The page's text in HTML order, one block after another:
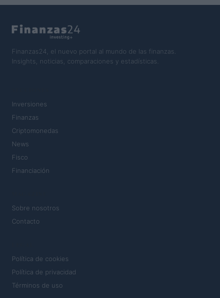
Finanzas24, el nuevo portal al mundo de las finanzas.
Insights, noticias, comparaciones y estadísticas.
Inversiones
Finanzas
Criptomonedas
News
Fisco
Financiación
Sobre nosotros
Contacto
Política de cookies
Política de privacidad
Términos de uso